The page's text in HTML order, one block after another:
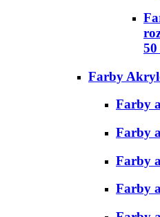
Farby
Farby
Farby
Farby
Farby